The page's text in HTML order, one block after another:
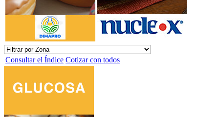
Consultar el Índice Cotizar con todos